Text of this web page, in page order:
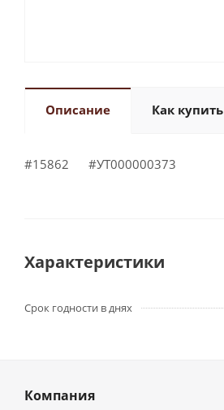
Описание Как купить
#15862 #УТ000000373
Характеристики
Срок годности в днях
Компания